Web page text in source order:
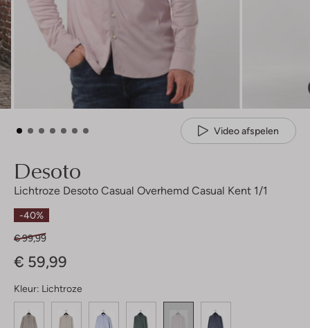
Video afspelen
Desoto
Lichtroze Desoto Casual Overhemd Casual Kent 1/1
-40%
€ 99,99
€ 59,99
Kleur: Lichtroze